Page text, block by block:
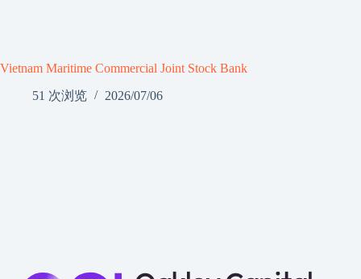
Vietnam Maritime Commercial Joint Stock Bank
51 次浏览
2026/07/06